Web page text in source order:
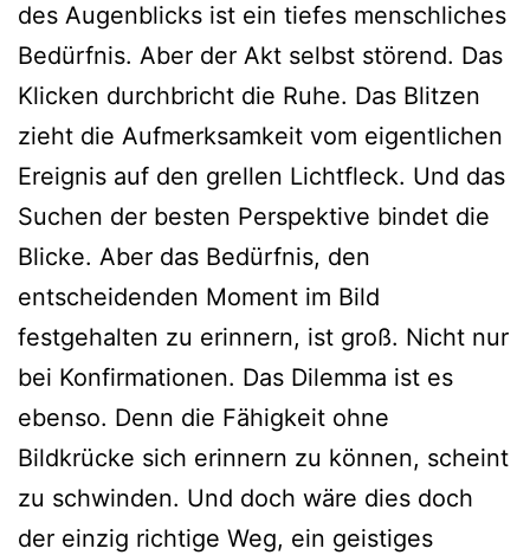
des Augenblicks ist ein tiefes menschliches
Bedürfnis. Aber der Akt selbst störend. Das
Klicken durchbricht die Ruhe. Das Blitzen
zieht die Aufmerksamkeit vom eigentlichen
Ereignis auf den grellen Lichtfleck. Und das
Suchen der besten Perspektive bindet die
Blicke. Aber das Bedürfnis, den
entscheidenden Moment im Bild
festgehalten zu erinnern, ist groß. Nicht nur
bei Konfirmationen. Das Dilemma ist es
ebenso. Denn die Fähigkeit ohne
Bildkrücke sich erinnern zu können, scheint
zu schwinden. Und doch wäre dies doch
der einzig richtige Weg, ein geistiges